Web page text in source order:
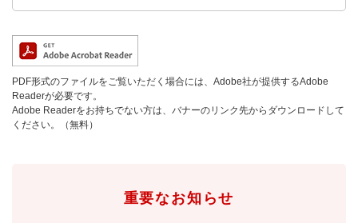
PDF形式のファイルをご覧いただく場合には、Adobe社が提供するAdobe
Readerが必要です。
Adobe Readerをお持ちでない方は、バナーのリンク先からダウンロードして
ください。（無料）
重要なお知らせ